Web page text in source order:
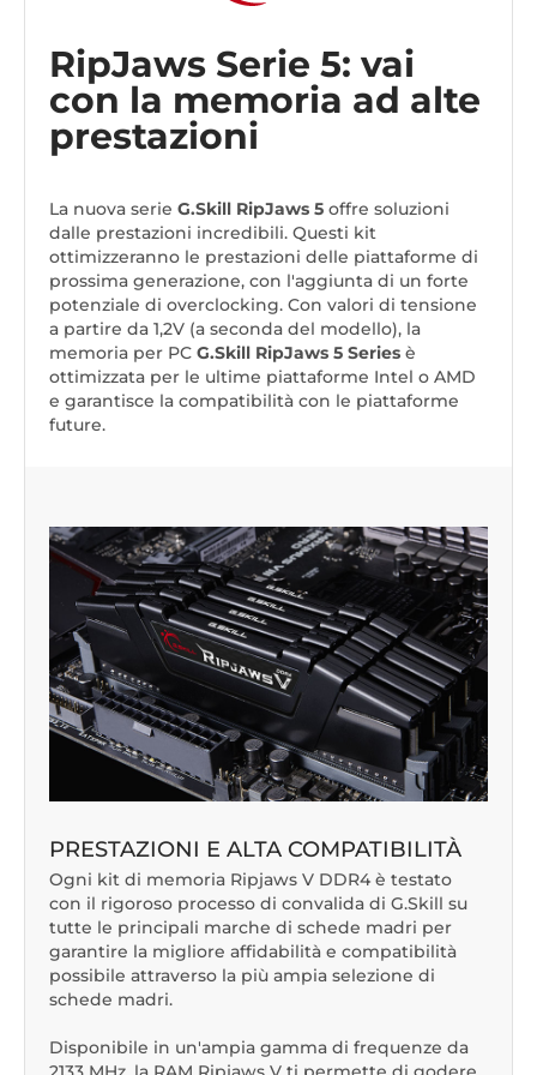
RipJaws Serie 5: vai
con la memoria ad alte
prestazioni
La nuova serie G.Skill RipJaws 5 offre soluzioni
dalle prestazioni incredibili. Questi kit
ottimizzeranno le prestazioni delle piattaforme di
prossima generazione, con l'aggiunta di un forte
potenziale di overclocking. Con valori di tensione
a partire da 1,2V (a seconda del modello), la
memoria per PC G.Skill RipJaws 5 Series è
ottimizzata per le ultime piattaforme Intel o AMD
e garantisce la compatibilità con le piattaforme
future.
PRESTAZIONI E ALTA COMPATIBILITÀ
Ogni kit di memoria Ripjaws V DDR4 è testato
con il rigoroso processo di convalida di G.Skill su
tutte le principali marche di schede madri per
garantire la migliore affidabilità e compatibilità
possibile attraverso la più ampia selezione di
schede madri.
Disponibile in un'ampia gamma di frequenze da